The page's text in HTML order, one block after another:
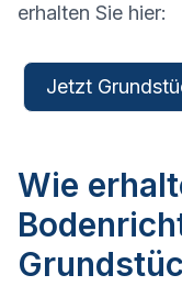
erhalten Sie hier:
Jetzt
Wie